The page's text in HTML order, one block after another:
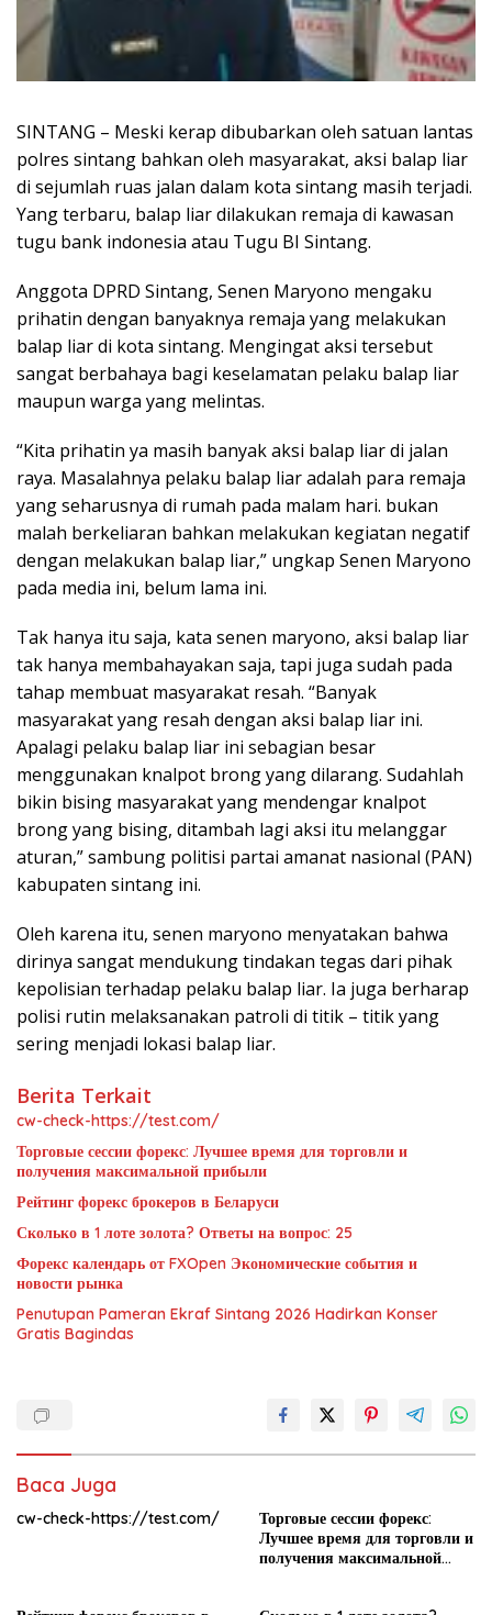
SINTANG – Meski kerap dibubarkan oleh satuan lantas
polres sintang bahkan oleh masyarakat, aksi balap liar
di sejumlah ruas jalan dalam kota sintang masih terjadi.
Yang terbaru, balap liar dilakukan remaja di kawasan
tugu bank indonesia atau Tugu BI Sintang.
Anggota DPRD Sintang, Senen Maryono mengaku
prihatin dengan banyaknya remaja yang melakukan
balap liar di kota sintang. Mengingat aksi tersebut
sangat berbahaya bagi keselamatan pelaku balap liar
maupun warga yang melintas.
“Kita prihatin ya masih banyak aksi balap liar di jalan
raya. Masalahnya pelaku balap liar adalah para remaja
yang seharusnya di rumah pada malam hari. bukan
malah berkeliaran bahkan melakukan kegiatan negatif
dengan melakukan balap liar,” ungkap Senen Maryono
pada media ini, belum lama ini.
Tak hanya itu saja, kata senen maryono, aksi balap liar
tak hanya membahayakan saja, tapi juga sudah pada
tahap membuat masyarakat resah. “Banyak
masyarakat yang resah dengan aksi balap liar ini.
Apalagi pelaku balap liar ini sebagian besar
menggunakan knalpot brong yang dilarang. Sudahlah
bikin bising masyarakat yang mendengar knalpot
brong yang bising, ditambah lagi aksi itu melanggar
aturan,” sambung politisi partai amanat nasional (PAN)
kabupaten sintang ini.
Oleh karena itu, senen maryono menyatakan bahwa
dirinya sangat mendukung tindakan tegas dari pihak
kepolisian terhadap pelaku balap liar. Ia juga berharap
polisi rutin melaksanakan patroli di titik – titik yang
sering menjadi lokasi balap liar.
Berita Terkait
cw-check-https://test.com/
Торговые сессии форекс: Лучшее время для торговли и
получения максимальной прибыли
Рейтинг форекс брокеров в Беларуси
Сколько в 1 лоте золота? Ответы на вопрос: 25
Форекс календарь от FXOpen Экономические события и
новости рынка
Penutupan Pameran Ekraf Sintang 2026 Hadirkan Konser
Gratis Bagindas
Baca Juga
cw-check-https://test.com/
Торговые сессии форекс:
Лучшее время для торговли и
получения максимальной